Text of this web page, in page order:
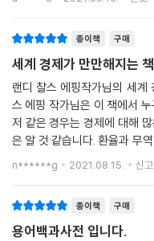
종이책 구매
세계 경제가 만만해지는 책
랜디 찰스 에핑작가님의 세계
스 에핑 작가님은 이 책에서
저 같은 경우는 경제에 대해
은 알 것 같습니다. 환율과 무역협정 등 세계 경제 기초부터 그린뉴딜 같은
미래 경제 트렌드까지, 꼭 알
라서 읽다
n******g 2021.08.15. 신고
종이책 구매
용어백과사전 입니다.